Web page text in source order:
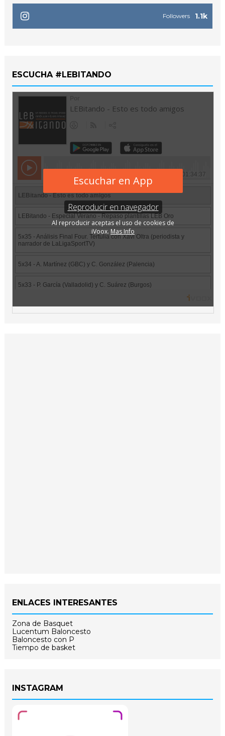
1.1k
Followers
ESCUCHA #LEBITANDO
ENLACES INTERESANTES
Zona de Basquet
Lucentum Baloncesto
Baloncesto con P
Tiempo de basket
INSTAGRAM